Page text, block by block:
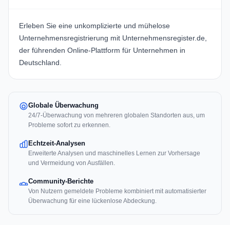
Erleben Sie eine unkomplizierte und mühelose
Unternehmensregistrierung mit Unternehmensregister.de,
der führenden Online-Plattform für Unternehmen in
Deutschland.
Globale Überwachung
24/7-Überwachung von mehreren globalen Standorten aus, um
Probleme sofort zu erkennen.
Echtzeit-Analysen
Erweiterte Analysen und maschinelles Lernen zur Vorhersage
und Vermeidung von Ausfällen.
Community-Berichte
Von Nutzern gemeldete Probleme kombiniert mit automatisierter
Überwachung für eine lückenlose Abdeckung.